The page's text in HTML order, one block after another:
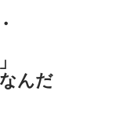
んだ